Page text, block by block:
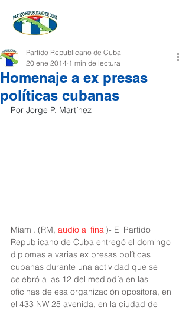
Homenaje a ex presas
políticas cubanas
Partido Republicano de Cuba
20 ene 2014 1 min de lectura
Por Jorge P. Martínez
Miami. (RM, audio al final)- El Partido
Republicano de Cuba entregó el domingo
diplomas a varias ex presas políticas
cubanas durante una actividad que se
celebró a las 12 del mediodía en las
oficinas de esa organización opositora, en
el 433 NW 25 avenida, en la ciudad de